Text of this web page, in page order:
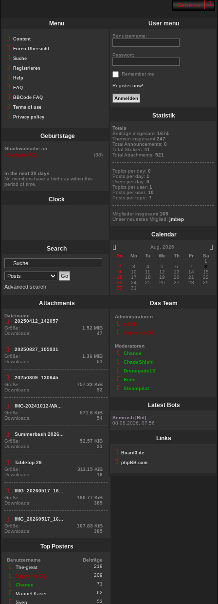
Gehe zu
Menu
Content
Foren-Übersicht
Suche
Registrieren
Help
FAQ
BBCode FAQ
Terms of use
Privacy policy
Geburtstage
Glückwünsche an:
SaphyronCQ
(38)
In the next 30 days
No members have a birthday within this
period of time.
Clock
Search
Advanced search
Attachments
Dateiname
20250412_142057
Größe:
1.52 MiB
Downloads:
47
20250827_105931
Größe:
1.36 MiB
Downloads:
51
20250809_130945
Größe:
757.33 KiB
Downloads:
52
IMG-20241012-WA...
Größe:
571.6 KiB
Downloads:
54
Summerbash 2026...
Größe:
52.57 KiB
Downloads:
21
Tabletop 26
Größe:
311.15 KiB
Downloads:
16
IMG_20260517_16...
Größe:
180.77 KiB
Downloads:
385
IMG_20260517_16...
Größe:
167.83 KiB
Downloads:
385
Top Posters
Benutzername
Beiträge
The-great
219
SaphyronCQ
209
Chance
71
Manuel Käser
62
Sven
53
User menu
Benutzername:
Passwort:
Remember me
Register now!
Statistik
Totals
Beiträge insgesamt1674
Themen insgesamt247
Total Announcements:0
Total Stickies:11
Total Attachments:521
Topics per day:0
Posts per day:1
Users per day:0
Topics per user:1
Posts per user:10
Posts per topic:7
Mitglieder insgesamt165
Unser neuestes Mitglied:jmbep
Calendar
Aug. 2026
Su
Mo Tu We Th Fr
Sa
1
2
3 4 5 6 7
8
9
10 11 12 13 14
15
16
17 18 19 20 21
22
23
24 25 26 27 28
29
30
31
Das Team
Administratoren
admin
SaphyronCQ
Moderatoren
Chance
ChaosShishi
Drenegade13
Richi
Steampilot
Latest Bots
Semrush [Bot]
08.08.2026, 07:56
Links
Board3.de
phpBB.com